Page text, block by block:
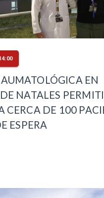
EN
NATALES
CERCA DE 100
ESPERA